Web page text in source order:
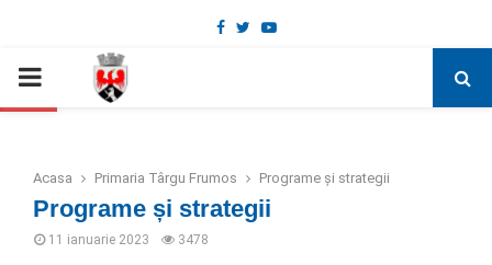
Deschide bara de unelte
Facebook
TwitterYoutube
PRIMARY
Acasa Primaria Târgu Frumos Programe și strategii
Programe și strategii
11 ianuarie 2023 3478